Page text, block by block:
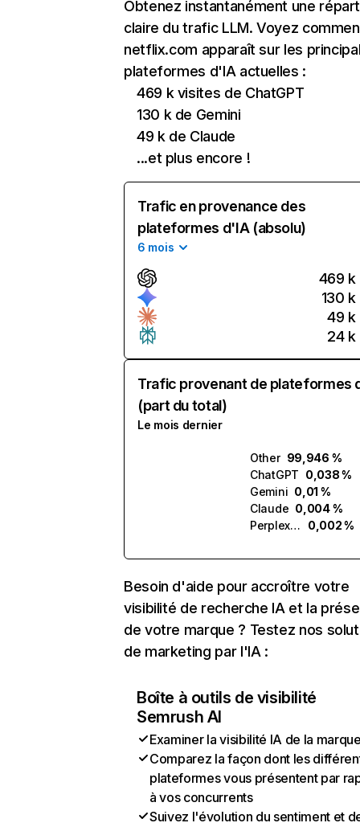
Obtenez instantanément une
claire du trafic LLM. Voyez
netflix.com apparaît sur les
plateformes d'IA actuelles :
469 k visites de ChatGPT
130 k de Gemini
49 k de Claude
...et plus encore !
Trafic en provenance des
plateformes d'IA (absolu)
6 mois
469 k
130 k
49 k
24 k
Trafic provenant de plateformes
(part du total)
Le mois dernier
Other 99,946 %
ChatGPT 0,038 %
Gemini 0,01 %
Claude 0,004 %
Perplexity
0,002 %
Besoin d'aide pour accroître votre
visibilité de recherche IA et la
de votre marque ? Testez nos
de marketing par l'IA :
Boîte à outils de visibilité
Semrush AI
Examiner la visibilité IA de la
Comparez la façon dont les
plateformes vous présentent par
à vos concurrents
Suivez l'évolution du sentiment et